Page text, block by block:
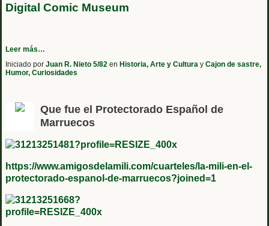
Digital Comic Museum
Leer más…
Iniciado por Juan R. Nieto 5/82 en Historia, Arte y Cultura y Cajon de sastre,
Humor, Curiosidades
Que fue el Protectorado Español de
Marruecos
https://www.amigosdelamili.com/cuarteles/la-mili-en-el-
protectorado-espanol-de-marruecos?joined=1